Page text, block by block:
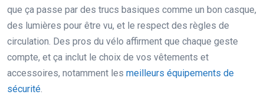
que ça passe par des trucs basiques comme un bon casque,
des lumières pour être vu, et le respect des règles de
circulation. Des pros du vélo affirment que chaque geste
compte, et ça inclut le choix de vos vêtements et
accessoires, notamment les meilleurs équipements de
sécurité.